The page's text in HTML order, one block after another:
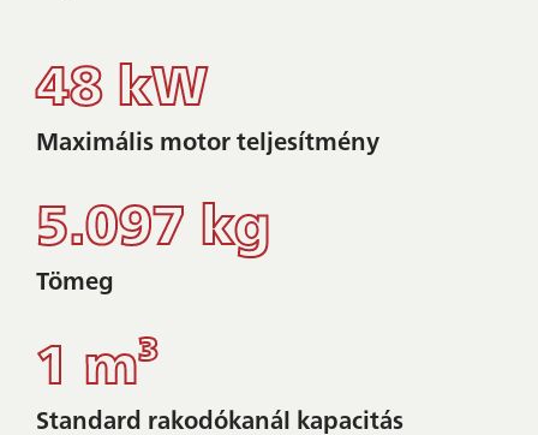
48 kW
Maximális motor teljesítmény
5.097 kg
Tömeg
1 m³
Standard rakodókanál kapacitás